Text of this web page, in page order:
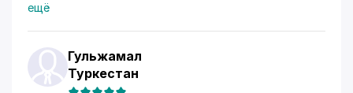
ещё
Гульжамал
Туркестан